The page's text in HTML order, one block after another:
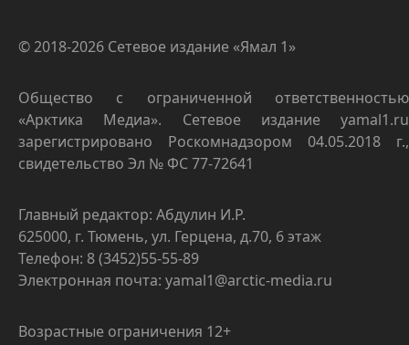
© 2018-2026 Сетевое издание «Ямал 1»
Общество с ограниченной ответственностью
«Арктика Медиа». Сетевое издание yamal1.ru
зарегистрировано Роскомнадзором 04.05.2018 г.,
свидетельство Эл № ФС 77-72641
Главный редактор: Абдулин И.Р.
625000, г. Тюмень, ул. Герцена, д.70, 6 этаж
Телефон: 8 (3452)55-55-89
Электронная почта: yamal1@arctic-media.ru
Возрастные ограничения 12+